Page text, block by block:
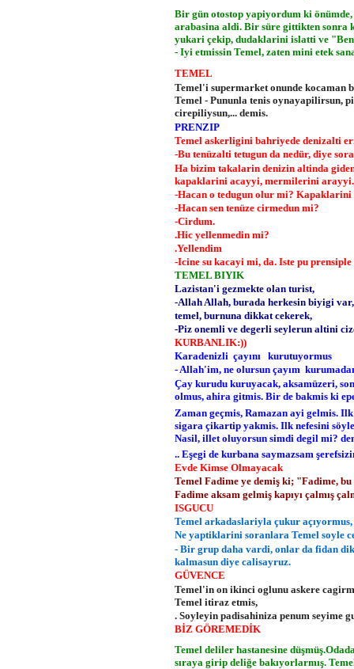
Bir gün otostop yapiyordum ki
arabasina aldi. Bir süre gittikten sonra
yukari çekip, dudaklarini islatti ve
- Iyi etmissin Temel, zaten mini etek
TEMEL
Temel'i supermarket onunde kocaman
Temel - Pununla tenis oynayapilirsun,
cirepiliysun,... demis.
PRENZIP
Temel askerligini bahriyede denizalti
-Bu tenüzalti tetugun da nedür, diye
Ha bizim takalarin denizin altinda
kapaklarini acayyi, mermilerini arayyi.
-Hacan o tedugun olur mi?
-Hacan sen tenüze cirmedun mi?
-Cirdum.
.Hic yellenmedin mi?
.Yellendim
-Icine su kacayi mi, da. Iste pu
TEMEL BIYIK
Lazistan'i gezmekte olan turist,
-Allah Allah, burada herkesin biyigi
temel, burnuna dikkat cekerek,
-Piz onemli ve degerli seylerun altini
KURBANLIK:))
Karadenizli çayını kurutuyormus
- Allah'im, ne olursun çayım
Çay kurudu kuruyacak, aksamüzeri,
olmus, ahira gitmis. Bir de bakmis ki
Zaman geçmis, Ramazan ayi gelmis.
sigara çikartip yakmis. Ilk nefesini
Nasil, illet oluyorsun simdi degil mi?
.. Eşegi de kurbana saymazsam
Evde Kimse Olmayacak
Temel Fadime ye demiş ki; "Fadime,
Fadime aksam gelmiş kapıyı çalmış
ISGUCU
Temel arkadaslariyla çukur
Ne yaptiklarini soranlara Temel soyle
- Bir grup daha vardi, onlar da fidan
kalmasun diye calisayruz.
GÜVENCE
Temel'in on ikinci oglunu askere
Temel itiraz etmis,
. Soyleyin padisahiniza penum seyime
BİZ GÖREMEDİK
Temel deliler hastanesine
sıraya girip deliğe bakıyorlarmış.